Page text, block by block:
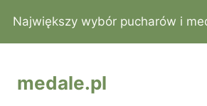
do
treści
Największy wybór pucharów i
medale.pl